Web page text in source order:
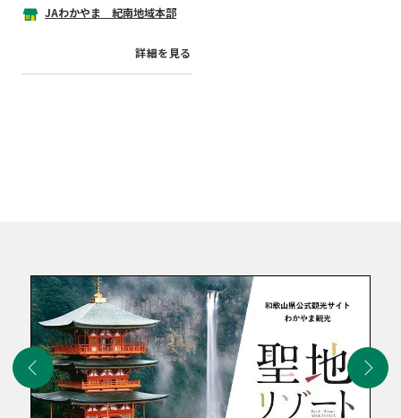
熟デコポン(R)」を是非ご賞味くだ
JAわかやま 紀南地域本部
詳細を見る